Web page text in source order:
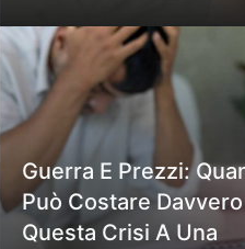
Guerra E Prezzi:
Può Costare Davvero
Questa Crisi A Una